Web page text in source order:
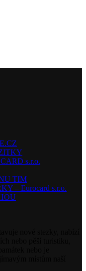
s.r.o.
TIM
– Eurocard s.r.o.